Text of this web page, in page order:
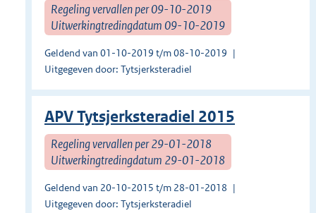
Regeling vervallen per 09-10-2019
Uitwerkingtredingdatum 09-10-2019
Geldend van 01-10-2019 t/m 08-10-2019
Uitgegeven door: Tytsjerksteradiel
APV Tytsjerksteradiel 2015
Regeling vervallen per 29-01-2018
Uitwerkingtredingdatum 29-01-2018
Geldend van 20-10-2015 t/m 28-01-2018
Uitgegeven door: Tytsjerksteradiel